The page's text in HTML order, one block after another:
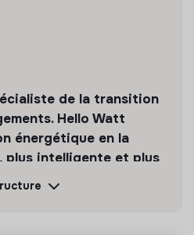
de la transition
Hello Watt
énergétique en la
plus intelligente et plus